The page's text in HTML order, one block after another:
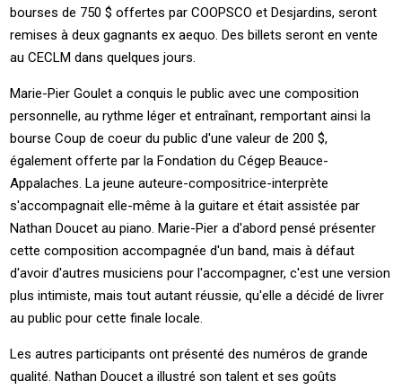
bourses de 750 $ offertes par COOPSCO et Desjardins, seront
remises à deux gagnants ex aequo. Des billets seront en vente
au CECLM dans quelques jours.
Marie-Pier Goulet a conquis le public avec une composition
personnelle, au rythme léger et entraînant, remportant ainsi la
bourse Coup de coeur du public d'une valeur de 200 $,
également offerte par la Fondation du Cégep Beauce-
Appalaches. La jeune auteure-compositrice-interprète
s'accompagnait elle-même à la guitare et était assistée par
Nathan Doucet au piano. Marie-Pier a d'abord pensé présenter
cette composition accompagnée d'un band, mais à défaut
d'avoir d'autres musiciens pour l'accompagner, c'est une version
plus intimiste, mais tout autant réussie, qu'elle a décidé de livrer
au public pour cette finale locale.
Les autres participants ont présenté des numéros de grande
qualité. Nathan Doucet a illustré son talent et ses goûts